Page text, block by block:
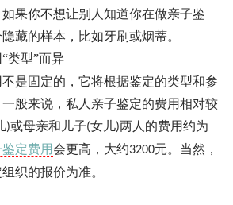
果你不想让别人知道你在做亲子鉴
藏的样本，比如牙刷或烟蒂。
类型”而异
是固定的，它将根据鉴定的类型和参
般来说，私人亲子鉴定的费用相对较
)或母亲和儿子(女儿)两人的费用约为
定费用会更高，大约3200元。当然，
织的报价为准。